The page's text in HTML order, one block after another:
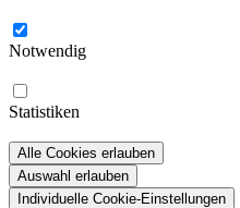
Notwendig
Statistiken
Alle Cookies erlauben
Auswahl erlauben
Individuelle Cookie-Einstellungen